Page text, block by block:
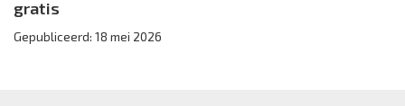
gratis
Gepubliceerd: 18 mei 2026